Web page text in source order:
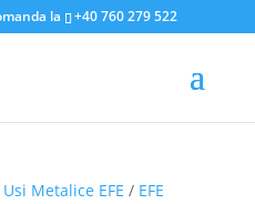
la +40 760 279 522
Usi Metalice EFE / EFE